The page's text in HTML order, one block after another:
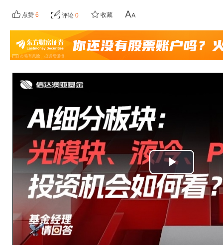
点赞 6 评论 0 收藏
播
放